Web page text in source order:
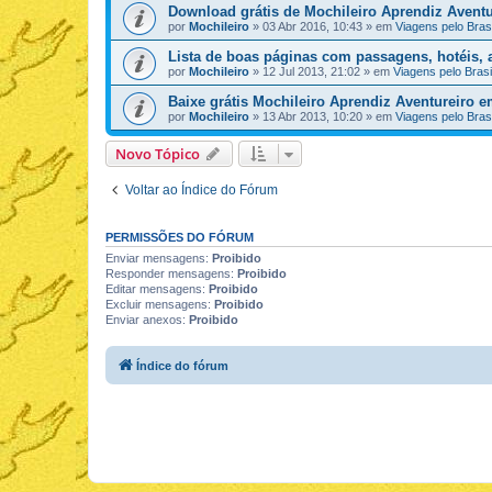
Download grátis de Mochileiro Aprendiz
por Mochileiro » 03 Abr 2016, 10:43 » em Viagens pelo
Lista de boas páginas com passagens, hotéis,
por Mochileiro » 12 Jul 2013, 21:02 » em Viagens pelo
Baixe grátis Mochileiro Aprendiz Aventureiro
por Mochileiro » 13 Abr 2013, 10:20 » em Viagens pelo
Novo Tópico
Voltar ao Índice do Fórum
PERMISSÕES DO FÓRUM
Enviar mensagens: Proibido
Responder mensagens: Proibido
Editar mensagens: Proibido
Excluir mensagens: Proibido
Enviar anexos: Proibido
Índice do fórum